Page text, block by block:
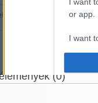
or app.
I want
I want
21
(0)